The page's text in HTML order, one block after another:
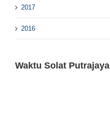
2017
2016
Waktu Solat Putrajaya